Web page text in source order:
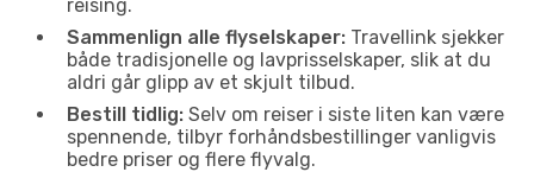
reising.
Sammenlign alle flyselskaper: Travellink sjekker
både tradisjonelle og lavprisselskaper, slik at du
aldri går glipp av et skjult tilbud.
Bestill tidlig: Selv om reiser i siste liten kan være
spennende, tilbyr forhåndsbestillinger vanligvis
bedre priser og flere flyvalg.